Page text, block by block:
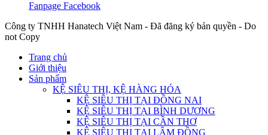
Fanpage Facebook
Công ty TNHH Hanatech Việt Nam - Đã đăng ký bản quyền - Do
not Copy
Trang chủ
Giới thiệu
Sản phẩm
KỆ SIÊU THỊ, KỆ HÀNG HÓA
KỆ SIÊU THỊ TẠI ĐỒNG NAI
KỆ SIÊU THỊ TẠI BÌNH DƯƠNG
KỆ SIÊU THỊ TẠI CẦN THƠ
KỆ SIÊU THỊ TẠI LÂM ĐỒNG